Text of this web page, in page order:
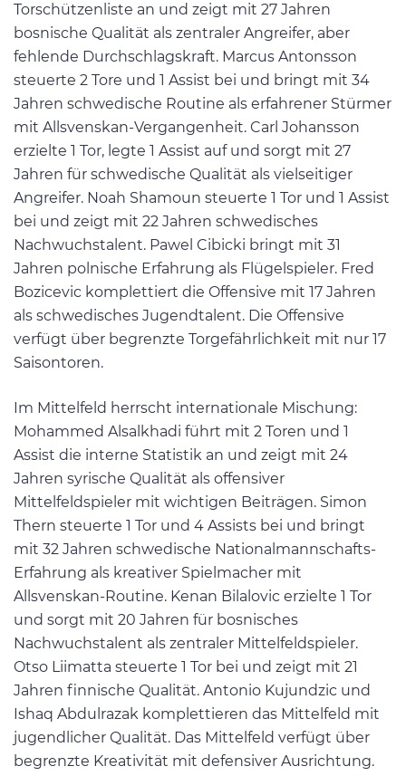
Torschützenliste an und zeigt mit 27 Jahren
bosnische Qualität als zentraler Angreifer, aber
fehlende Durchschlagskraft. Marcus Antonsson
steuerte 2 Tore und 1 Assist bei und bringt mit 34
Jahren schwedische Routine als erfahrener Stürmer
mit Allsvenskan-Vergangenheit. Carl Johansson
erzielte 1 Tor, legte 1 Assist auf und sorgt mit 27
Jahren für schwedische Qualität als vielseitiger
Angreifer. Noah Shamoun steuerte 1 Tor und 1 Assist
bei und zeigt mit 22 Jahren schwedisches
Nachwuchstalent. Pawel Cibicki bringt mit 31
Jahren polnische Erfahrung als Flügelspieler. Fred
Bozicevic komplettiert die Offensive mit 17 Jahren
als schwedisches Jugendtalent. Die Offensive
verfügt über begrenzte Torgefährlichkeit mit nur 17
Saisontoren.
Im Mittelfeld herrscht internationale Mischung:
Mohammed Alsalkhadi führt mit 2 Toren und 1
Assist die interne Statistik an und zeigt mit 24
Jahren syrische Qualität als offensiver
Mittelfeldspieler mit wichtigen Beiträgen. Simon
Thern steuerte 1 Tor und 4 Assists bei und bringt
mit 32 Jahren schwedische Nationalmannschafts-
Erfahrung als kreativer Spielmacher mit
Allsvenskan-Routine. Kenan Bilalovic erzielte 1 Tor
und sorgt mit 20 Jahren für bosnisches
Nachwuchstalent als zentraler Mittelfeldspieler.
Otso Liimatta steuerte 1 Tor bei und zeigt mit 21
Jahren finnische Qualität. Antonio Kujundzic und
Ishaq Abdulrazak komplettieren das Mittelfeld mit
jugendlicher Qualität. Das Mittelfeld verfügt über
begrenzte Kreativität mit defensiver Ausrichtung.